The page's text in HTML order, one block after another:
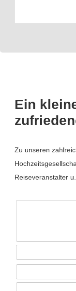
Ein
Zu unseren
Reiseveranstalter